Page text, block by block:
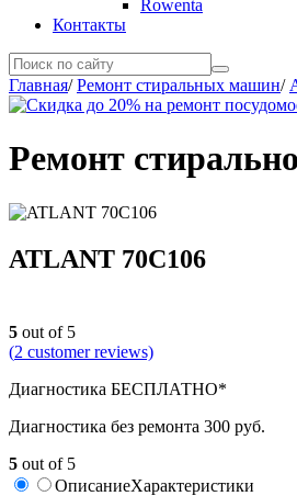
Rowenta
Контакты
Главная/Ремонт стиральных машин/
Ремонт
ATLANT 70C106
5 out of 5
(2 customer reviews)
Диагностика БЕСПЛАТНО*
Диагностика без ремонта 300 руб.
5 out of 5
ОписаниеХарактеристики